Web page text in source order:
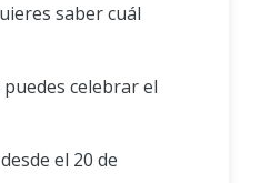
saber cuál
celebrar el
el 20 de